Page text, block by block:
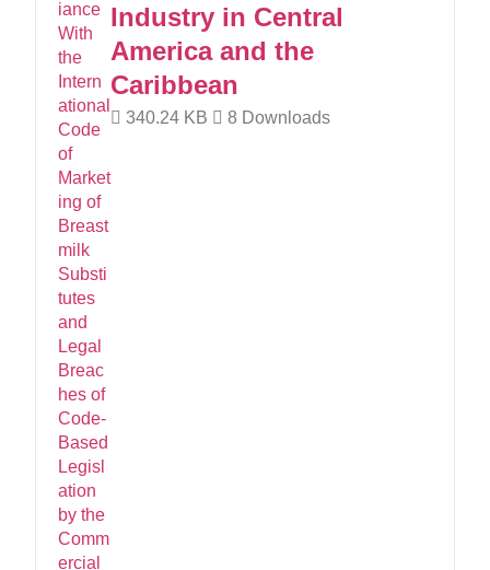
Industry in Central
America and the
Caribbean
340.24 KB 8 Downloads